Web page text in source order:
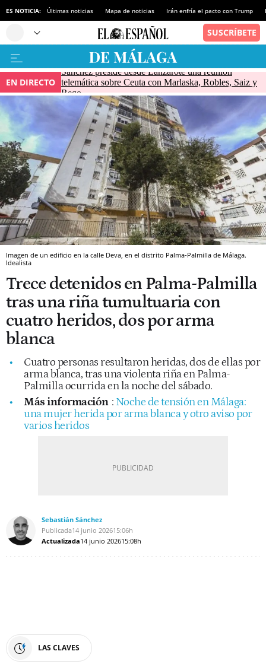
ES NOTICIA: Últimas noticias Mapa de noticias Irán enfría el pacto con Trump
EN DIRECTO
Sánchez preside desde Lanzarote una reunión
telemática sobre Ceuta con Marlaska, Robles, Saiz y
Rego
Imagen de un edificio en la calle Deva, en el distrito Palma-Palmilla de Málaga.
Idealista
Trece detenidos en Palma-Palmilla
tras una riña tumultuaria con
cuatro heridos, dos por arma
blanca
Cuatro personas resultaron heridas, dos de ellas por
arma blanca, tras una violenta riña en Palma-
Palmilla ocurrida en la noche del sábado.
Más información : Noche de tensión en Málaga:
una mujer herida por arma blanca y otro aviso por
varios heridos
Sebastián Sánchez
Publicada14 junio 202615:06h
Actualizada14 junio 202615:08h
LAS CLAVES